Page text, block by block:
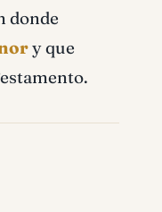
donde
y que